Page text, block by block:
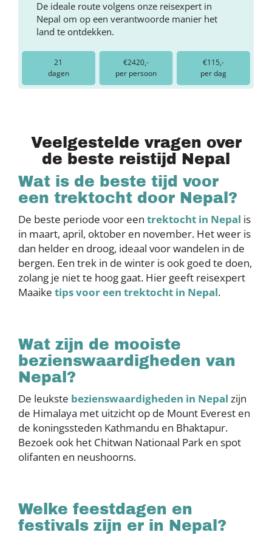
De ideale route volgens onze reisexpert in
Nepal om op een verantwoorde manier het
land te ontdekken.
21
dagen
€2420,-
per persoon
€115,-
per dag
Veelgestelde vragen over
de beste reistijd Nepal
Wat is de beste tijd voor
een trektocht door Nepal?
De beste periode voor een trektocht in Nepal is
in maart, april, oktober en november. Het weer is
dan helder en droog, ideaal voor wandelen in de
bergen. Een trek in de winter is ook goed te doen,
zolang je niet te hoog gaat. Hier geeft reisexpert
Maaike tips voor een trektocht in Nepal.
Wat zijn de mooiste
bezienswaardigheden van
Nepal?
De leukste bezienswaardigheden in Nepal zijn
de Himalaya met uitzicht op de Mount Everest en
de koningssteden Kathmandu en Bhaktapur.
Bezoek ook het Chitwan Nationaal Park en spot
olifanten en neushoorns.
Welke feestdagen en
festivals zijn er in Nepal?